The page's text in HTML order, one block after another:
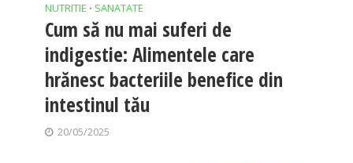
NUTRITIE • SANATATE
Cum să nu mai suferi de
indigestie: Alimentele care
hrănesc bacteriile benefice din
intestinul tău
20/05/2025